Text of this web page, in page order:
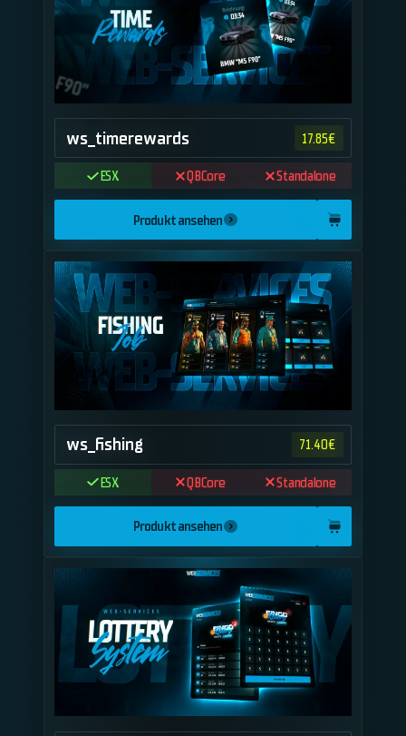
ws_timerewards 17.85€
ESX QBCore Standalone
Produkt ansehen
ws_fishing 71.40€
ESX QBCore Standalone
Produkt ansehen